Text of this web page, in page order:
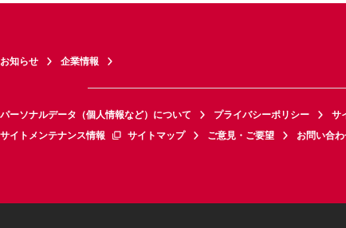
お知らせ 企業情報
パーソナルデータ（個人情報など）について プライバシーポリシー サ
サイトメンテナンス情報
サイトマップ ご意見・ご要望 お問い合